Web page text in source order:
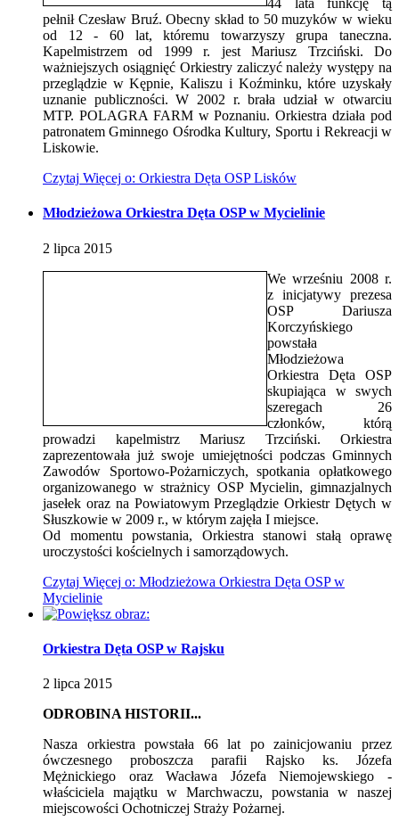
44 lata funkcję tą
pełnił Czesław Bruź. Obecny skład to 50 muzyków w wieku
od 12 - 60 lat, któremu towarzyszy grupa taneczna.
Kapelmistrzem od 1999 r. jest Mariusz Trzciński. Do
ważniejszych osiągnięć Orkiestry zaliczyć należy występy na
przeglądzie w Kępnie, Kaliszu i Koźminku, które uzyskały
uznanie publiczności. W 2002 r. brała udział w otwarciu
MTP. POLAGRA FARM w Poznaniu. Orkiestra działa pod
patronatem Gminnego Ośrodka Kultury, Sportu i Rekreacji w
Liskowie.
Czytaj Więcej o: Orkiestra Dęta OSP Lisków
Młodzieżowa Orkiestra Dęta OSP w Mycielinie
2 lipca 2015
We wrześniu 2008 r.
z inicjatywy prezesa
OSP Dariusza
Korczyńskiego
powstała
Młodzieżowa
Orkiestra Dęta OSP
skupiająca w swych
szeregach 26
członków, którą
prowadzi kapelmistrz Mariusz Trzciński. Orkiestra
zaprezentowała już swoje umiejętności podczas Gminnych
Zawodów Sportowo-Pożarniczych, spotkania opłatkowego
organizowanego w strażnicy OSP Mycielin, gimnazjalnych
jasełek oraz na Powiatowym Przeglądzie Orkiestr Dętych w
Słuszkowie w 2009 r., w którym zajęła I miejsce.
Od momentu powstania, Orkiestra stanowi stałą oprawę
uroczystości kościelnych i samorządowych.
Czytaj Więcej o: Młodzieżowa Orkiestra Dęta OSP w
Mycielinie
Orkiestra Dęta OSP w Rajsku
2 lipca 2015
ODROBINA HISTORII...
Nasza orkiestra powstała 66 lat po zainicjowaniu przez
ówczesnego proboszcza parafii Rajsko ks. Józefa
Mężnickiego oraz Wacława Józefa Niemojewskiego -
właściciela majątku w Marchwaczu, powstania w naszej
miejscowości Ochotniczej Straży Pożarnej.